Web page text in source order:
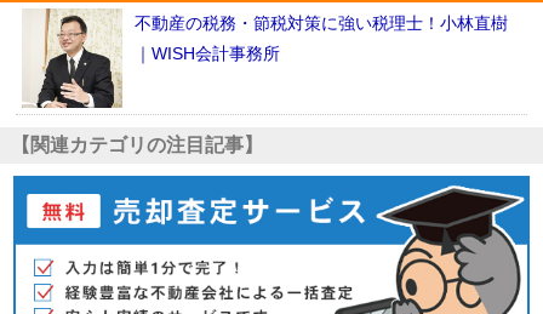
不動産の税務・節税対策に強い税理士！小林直樹
｜WISH会計事務所
【関連カテゴリの注目記事】